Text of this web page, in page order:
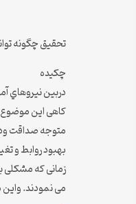
تحقیق چگونه
چکیده
دربين نيروهاي
کاهی این موضوع
متوجه صداقت
بهبود روابط و
زمانی که مشکلی
می نمودند. واین